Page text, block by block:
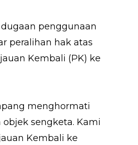
penggunaan
peralihan hak atas
Kembali (PK) ke
menghormati
sengketa. Kami
Kembali ke